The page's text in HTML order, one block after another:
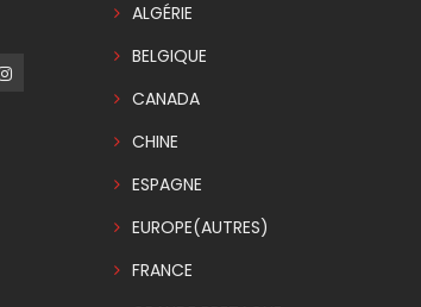
ALGÉRIE
BELGIQUE
CANADA
CHINE
ESPAGNE
EUROPE(AUTRES)
FRANCE